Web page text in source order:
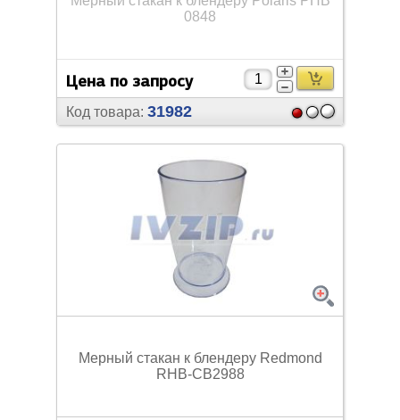
0848
Цена по запросу
Код товара: 31982
Мерный стакан к блендеру Redmond
RHB-CB2988